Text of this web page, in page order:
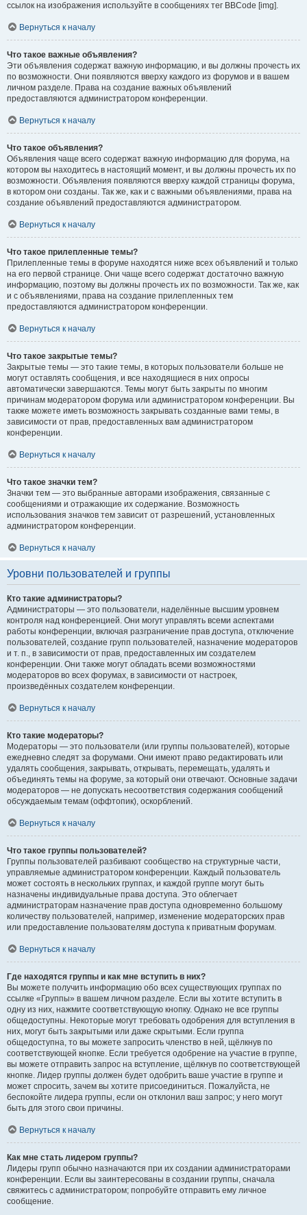
ссылок на изображения используйте в сообщениях тег BBCode [img].
Вернуться к началу
Что такое важные объявления?
Эти объявления содержат важную информацию, и вы должны прочесть их
по возможности. Они появляются вверху каждого из форумов и в вашем
личном разделе. Права на создание важных объявлений
предоставляются администратором конференции.
Вернуться к началу
Что такое объявления?
Объявления чаще всего содержат важную информацию для форума, на
котором вы находитесь в настоящий момент, и вы должны прочесть их по
возможности. Объявления появляются вверху каждой страницы форума,
в котором они созданы. Так же, как и с важными объявлениями, права на
создание объявлений предоставляются администратором.
Вернуться к началу
Что такое прилепленные темы?
Прилепленные темы в форуме находятся ниже всех объявлений и только
на его первой странице. Они чаще всего содержат достаточно важную
информацию, поэтому вы должны прочесть их по возможности. Так же, как
и с объявлениями, права на создание прилепленных тем
предоставляются администратором конференции.
Вернуться к началу
Что такое закрытые темы?
Закрытые темы — это такие темы, в которых пользователи больше не
могут оставлять сообщения, и все находящиеся в них опросы
автоматически завершаются. Темы могут быть закрыты по многим
причинам модератором форума или администратором конференции. Вы
также можете иметь возможность закрывать созданные вами темы, в
зависимости от прав, предоставленных вам администратором
конференции.
Вернуться к началу
Что такое значки тем?
Значки тем — это выбранные авторами изображения, связанные с
сообщениями и отражающие их содержание. Возможность
использования значков тем зависит от разрешений, установленных
администратором конференции.
Вернуться к началу
Уровни пользователей и группы
Кто такие администраторы?
Администраторы — это пользователи, наделённые высшим уровнем
контроля над конференцией. Они могут управлять всеми аспектами
работы конференции, включая разграничение прав доступа, отключение
пользователей, создание групп пользователей, назначение модераторов
и т. п., в зависимости от прав, предоставленных им создателем
конференции. Они также могут обладать всеми возможностями
модераторов во всех форумах, в зависимости от настроек,
произведённых создателем конференции.
Вернуться к началу
Кто такие модераторы?
Модераторы — это пользователи (или группы пользователей), которые
ежедневно следят за форумами. Они имеют право редактировать или
удалять сообщения, закрывать, открывать, перемещать, удалять и
объединять темы на форуме, за который они отвечают. Основные задачи
модераторов — не допускать несоответствия содержания сообщений
обсуждаемым темам (оффтопик), оскорблений.
Вернуться к началу
Что такое группы пользователей?
Группы пользователей разбивают сообщество на структурные части,
управляемые администратором конференции. Каждый пользователь
может состоять в нескольких группах, и каждой группе могут быть
назначены индивидуальные права доступа. Это облегчает
администраторам назначение прав доступа одновременно большому
количеству пользователей, например, изменение модераторских прав
или предоставление пользователям доступа к приватным форумам.
Вернуться к началу
Где находятся группы и как мне вступить в них?
Вы можете получить информацию обо всех существующих группах по
ссылке «Группы» в вашем личном разделе. Если вы хотите вступить в
одну из них, нажмите соответствующую кнопку. Однако не все группы
общедоступны. Некоторые могут требовать одобрения для вступления в
них, могут быть закрытыми или даже скрытыми. Если группа
общедоступна, то вы можете запросить членство в ней, щёлкнув по
соответствующей кнопке. Если требуется одобрение на участие в группе,
вы можете отправить запрос на вступление, щёлкнув по соответствующей
кнопке. Лидер группы должен будет одобрить ваше участие в группе и
может спросить, зачем вы хотите присоединиться. Пожалуйста, не
беспокойте лидера группы, если он отклонил ваш запрос; у него могут
быть для этого свои причины.
Вернуться к началу
Как мне стать лидером группы?
Лидеры групп обычно назначаются при их создании администраторами
конференции. Если вы заинтересованы в создании группы, сначала
свяжитесь с администратором; попробуйте отправить ему личное
сообщение.